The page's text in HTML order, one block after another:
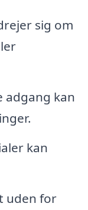
sig om
adgang kan
kan
uden for